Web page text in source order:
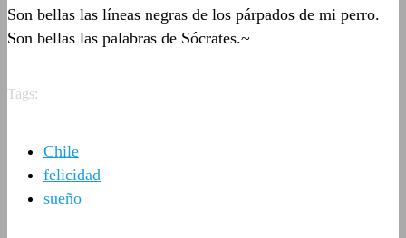
Son bellas las líneas negras de los párpados de mi perro.
Son bellas las palabras de Sócrates.~
Tags:
Chile
felicidad
sueño